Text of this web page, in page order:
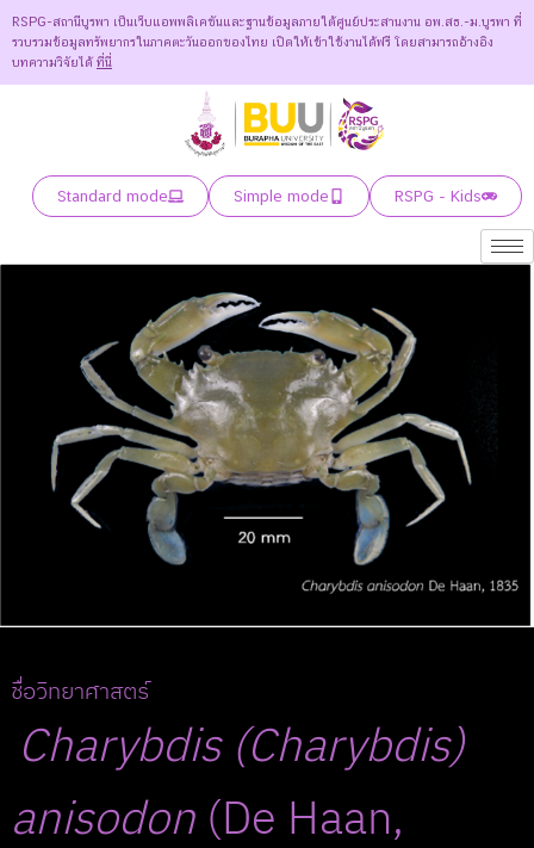
RSPG-สถานีบูรพา เป็นเว็บแอพพลิเคชันและฐานข้อมูลภายใต้ศูนย์ประสานงาน อพ.สธ.-ม.บูรพา ที่
รวบรวมข้อมูลทรัพยากรในภาคตะวันออกของไทย เปิดให้เข้าใช้งานได้ฟรี โดยสามารถอ้างอิง
บทความวิจัยได้ ที่นี่
Standard mode Simple mode RSPG - Kids
ชื่อวิทยาศาสตร์
Charybdis (Charybdis)
anisodon (De Haan,